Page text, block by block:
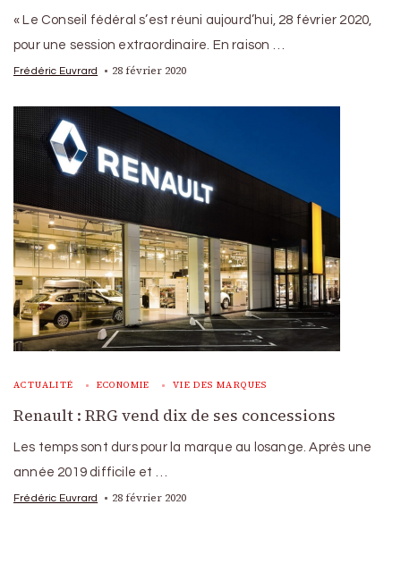
« Le Conseil fédéral s’est réuni aujourd’hui, 28 février 2020,
pour une session extraordinaire. En raison …
Frédéric Euvrard 28 février 2020
ACTUALITÉ ECONOMIE VIE DES MARQUES
Renault : RRG vend dix de ses concessions
Les temps sont durs pour la marque au losange. Après une
année 2019 difficile et …
Frédéric Euvrard 28 février 2020